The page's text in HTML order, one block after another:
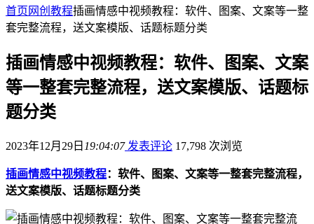
首页 网创教程插画情感中视频教程：软件、图案、文案等一整
套完整流程，送文案模版、话题标题分类
插画情感中视频教程：软件、图案、文案
等一整套完整流程，送文案模版、话题标
题分类
2023年12月29日 19:04:07发表评论 17,798 次浏览
插画情感中视频教程：软件、图案、文案等一整套完整流程，
送文案模版、话题标题分类